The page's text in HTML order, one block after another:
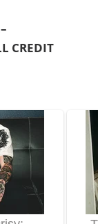
–
CREDIT